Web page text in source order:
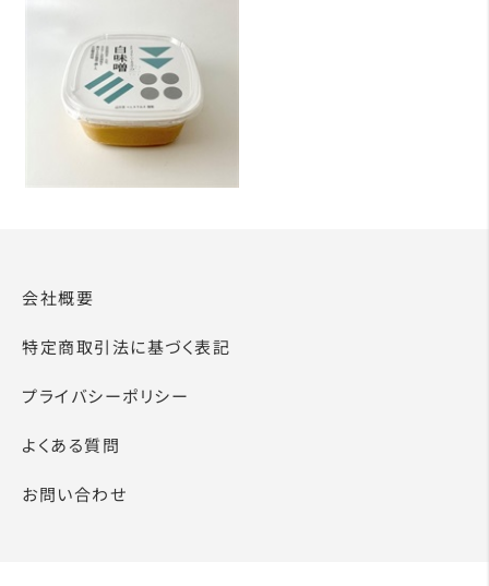
会社概要
特定商取引法に基づく表記
プライバシーポリシー
よくある質問
お問い合わせ